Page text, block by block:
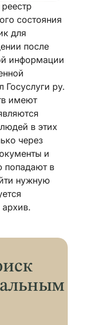
состояния
для
после
информации
Госуслуги ру.
имеют
в этих
через
и
попадают в
нужную